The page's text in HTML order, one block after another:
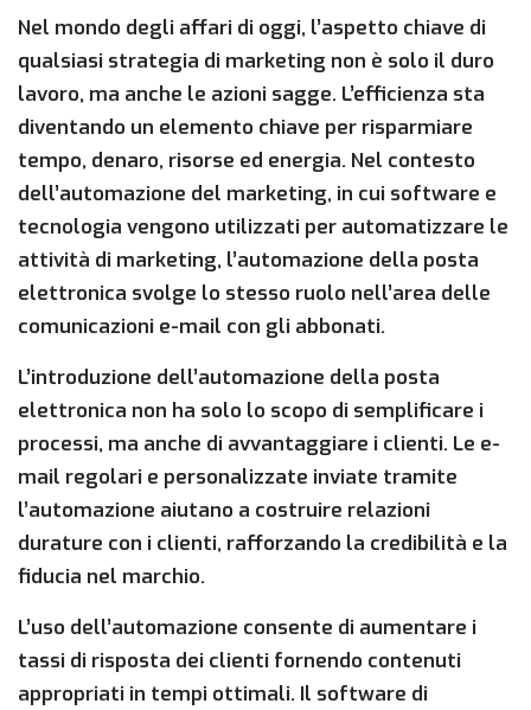
Nel mondo degli affari di oggi, l’aspetto chiave di
qualsiasi strategia di marketing non è solo il duro
lavoro, ma anche le azioni sagge. L’efficienza sta
diventando un elemento chiave per risparmiare
tempo, denaro, risorse ed energia. Nel contesto
dell’automazione del marketing, in cui software e
tecnologia vengono utilizzati per automatizzare le
attività di marketing, l’automazione della posta
elettronica svolge lo stesso ruolo nell’area delle
comunicazioni e-mail con gli abbonati.
L’introduzione dell’automazione della posta
elettronica non ha solo lo scopo di semplificare i
processi, ma anche di avvantaggiare i clienti. Le e-
mail regolari e personalizzate inviate tramite
l’automazione aiutano a costruire relazioni
durature con i clienti, rafforzando la credibilità e la
fiducia nel marchio.
L’uso dell’automazione consente di aumentare i
tassi di risposta dei clienti fornendo contenuti
appropriati in tempi ottimali. Il software di